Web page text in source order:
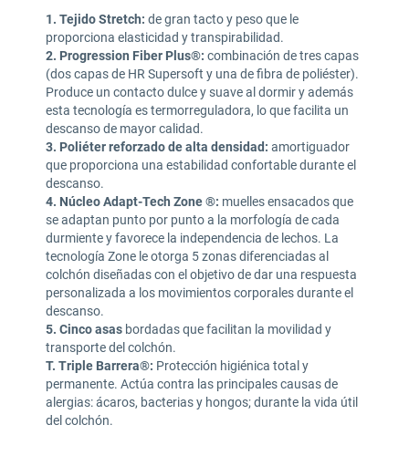
1. Tejido Stretch: de gran tacto y peso que le
proporciona elasticidad y transpirabilidad.
2. Progression Fiber Plus®: combinación de tres capas
(dos capas de HR Supersoft y una de fibra de poliéster).
Produce un contacto dulce y suave al dormir y además
esta tecnología es termorreguladora, lo que facilita un
descanso de mayor calidad.
3. Poliéter reforzado de alta densidad: amortiguador
que proporciona una estabilidad confortable durante el
descanso.
4. Núcleo Adapt-Tech Zone ®: muelles ensacados que
se adaptan punto por punto a la morfología de cada
durmiente y favorece la independencia de lechos. La
tecnología Zone le otorga 5 zonas diferenciadas al
colchón diseñadas con el objetivo de dar una respuesta
personalizada a los movimientos corporales durante el
descanso.
5. Cinco asas bordadas que facilitan la movilidad y
transporte del colchón.
T. Triple Barrera®: Protección higiénica total y
permanente. Actúa contra las principales causas de
alergias: ácaros, bacterias y hongos; durante la vida útil
del colchón.